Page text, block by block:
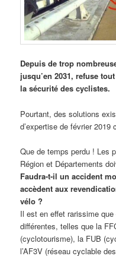
Depuis de trop
jusqu’en 2031, refuse
la sécurité des cyclistes.
Pourtant, des solutions
d’expertise de février
Que de temps perdu ! Les
Région et Départements
Faudra-t-il un accident
accèdent aux
vélo ?
Il est en effet rarissime
différentes, telles que la
(cyclotourisme), la FUB
l’AF3V (réseau cyclable